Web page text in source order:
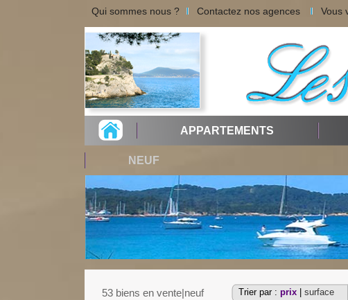
Qui sommes nous ? Contactez nos agences Vous
APPARTEMENTS
NEUF
53 biens en vente|neuf Trier par : prix surface